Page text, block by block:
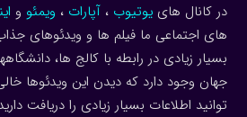
در کانال هاییوتیوب ، آپارات ، ویمئو و
های اجتماعی ما فیلم ها و ویدئوهای
بسیار زیادی در رابطه با کالج ها،
جهان وجود دارد که دیدن این ویدئوها
توانید اطلاعات بسیار زیادی را دریافت